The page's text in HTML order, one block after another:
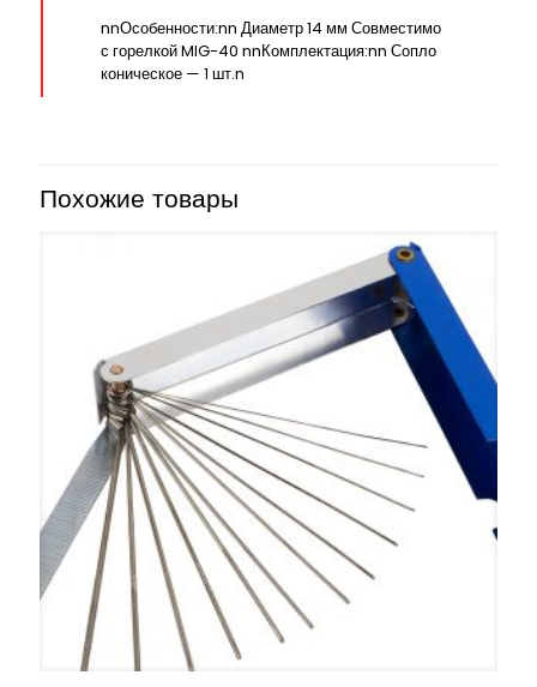
nnОсобенности:nn Диаметр 14 мм Совместимо
с горелкой MIG-40 nnКомплектация:nn Сопло
коническое — 1 шт.n
Похожие товары